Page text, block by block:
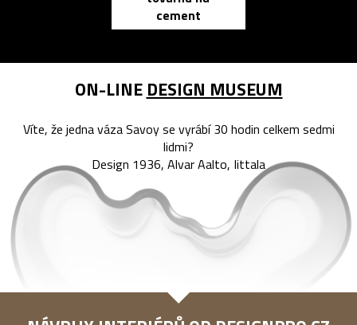
cement
ON-LINE DESIGN MUSEUM
Víte, že jedna váza Savoy se vyrábí 30 hodin celkem sedmi
lidmi?
Design 1936, Alvar Aalto, Iittala